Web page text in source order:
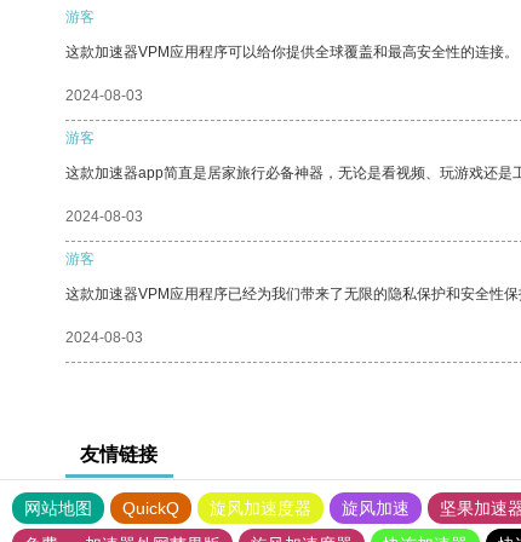
游客
这款加速器VPM应用程序可以给你提供全球覆盖和最高安全性的连接。
2024-08-03
游客
这款加速器app简直是居家旅行必备神器，无论是看视频、玩游戏还
2024-08-03
游客
这款加速器VPM应用程序已经为我们带来了无限的隐私保护和安全性保
2024-08-03
友情链接
网站地图 QuickQ 旋风加速度器 旋风加速 坚果加速